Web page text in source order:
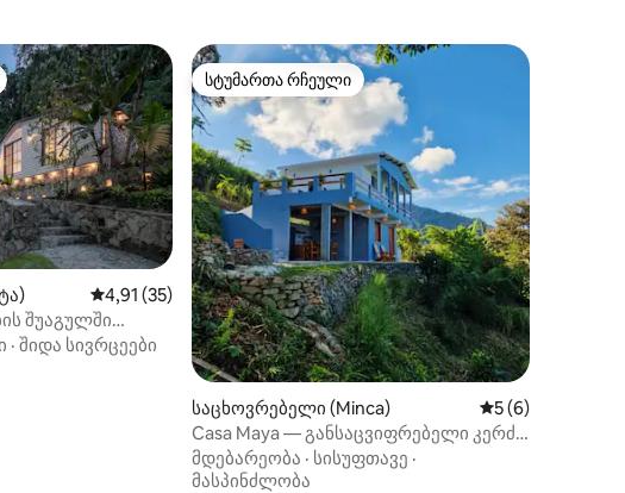
საშუალო შეფასებაა 5‑დან 4,91, 35 მიმოხილვა
4,91 (35)
შუაგულში
· შიდა სივრცეები
სტუმართა რჩეული
სტუმართა რჩეული
საცხოვრებელი (Minca) საშუალო
5 (6)
Casa Maya — განსაცვიფრებელი კერძო
ვილა მთაში
მდებარეობა · სისუფთავე ·
მასპინძლობა